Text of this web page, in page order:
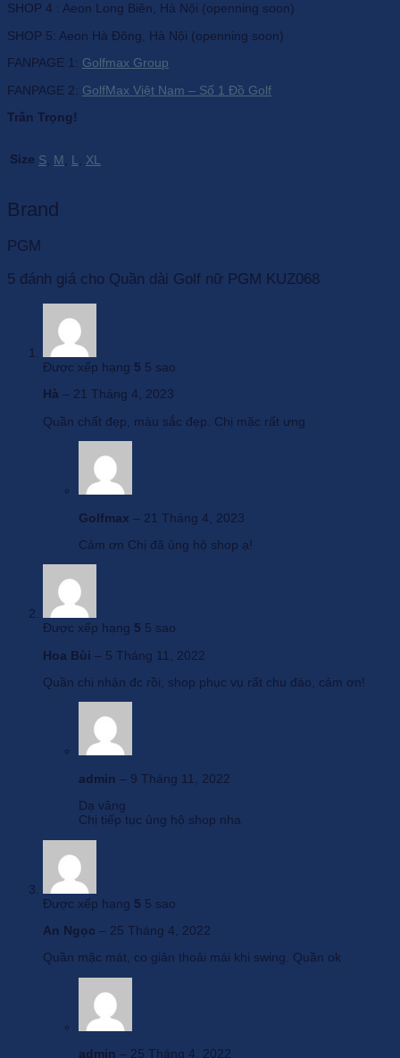
SHOP 4 : Aeon Long Biên, Hà Nội (openning soon)
SHOP 5: Aeon Hà Đông, Hà Nội (openning soon)
FANPAGE 1: Golfmax Group
FANPAGE 2: GolfMax Việt Nam – Số 1 Đồ Golf
Trân Trọng!
Size S M L XL
Brand
PGM
5 đánh giá cho Quần dài Golf nữ PGM KUZ068
Được xếp hạng 5 5 sao
Hà – 21 Tháng 4, 2023
Quần chất đẹp, màu sắc đẹp. Chị mặc rất ưng
Golfmax – 21 Tháng 4, 2023
Cảm ơn Chị đã ủng hộ shop ạ!
Được xếp hạng 5 5 sao
Hoa Bùi – 5 Tháng 11, 2022
Quần chị nhận đc rồi, shop phục vụ rất chu đáo, cảm ơn!
admin – 9 Tháng 11, 2022
Dạ vâng
Chị tiếp tục ủng hộ shop nha
Được xếp hạng 5 5 sao
An Ngọc – 25 Tháng 4, 2022
Quần mặc mát, co giản thoải mái khi swing. Quần ok
admin – 25 Tháng 4, 2022